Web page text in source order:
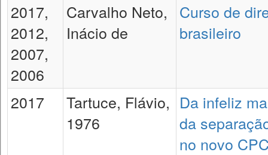
2017,
2012,
2007,
2006
Carvalho Neto,
Inácio de
Curso de
brasileiro
2017
Tartuce, Flávio,
1976
Da infeliz
da
no novo